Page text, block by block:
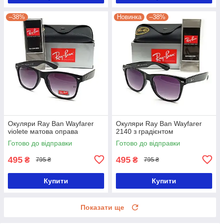
–38%
Окуляри Ray Ban Wayfarer
violete матова оправа
Готово до відправки
495 ₴ 795 ₴
Купити
Новинка –38%
Окуляри Ray Ban Wayfarer
2140 з градієнтом
Готово до відправки
495 ₴ 795 ₴
Купити
Показати ще